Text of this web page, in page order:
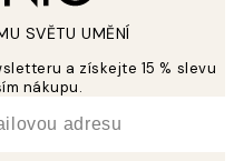
SVĚTU UMĚNÍ
a získejte 15 % slevu
nákupu.